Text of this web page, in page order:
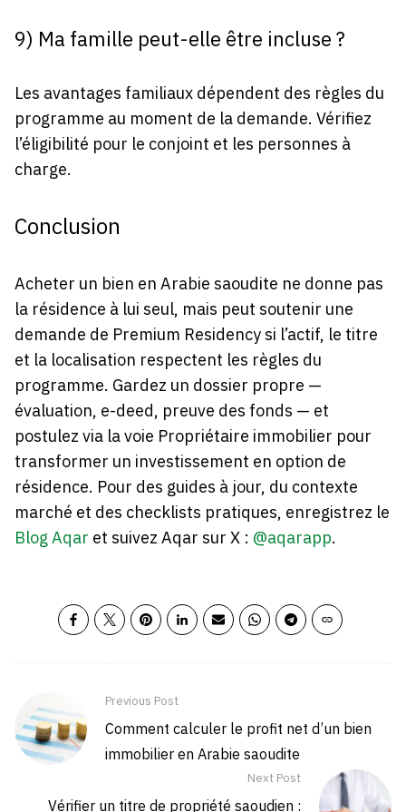
9) Ma famille peut-elle être incluse ?
Les avantages familiaux dépendent des règles du
programme au moment de la demande. Vérifiez
l’éligibilité pour le conjoint et les personnes à
charge.
Conclusion
Acheter un bien en Arabie saoudite ne donne pas
la résidence à lui seul, mais peut soutenir une
demande de Premium Residency si l’actif, le titre
et la localisation respectent les règles du
programme. Gardez un dossier propre —
évaluation, e-deed, preuve des fonds — et
postulez via la voie Propriétaire immobilier pour
transformer un investissement en option de
résidence. Pour des guides à jour, du contexte
marché et des checklists pratiques, enregistrez le
Blog Aqar et suivez Aqar sur X : @aqarapp.
Previous Post
Comment calculer le profit net d’un bien
immobilier en Arabie saoudite
Next Post
Vérifier un titre de propriété saoudien :